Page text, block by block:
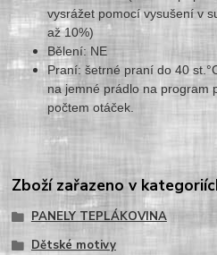
vysrážet pomocí vysušení v
až 10%)
Bělení: NE
Praní: šetrné praní do 40
na jemné prádlo na program
počtem otáček.
Zboží zařazeno v
PANELY TEPLÁKOVINA
Dětské motivy